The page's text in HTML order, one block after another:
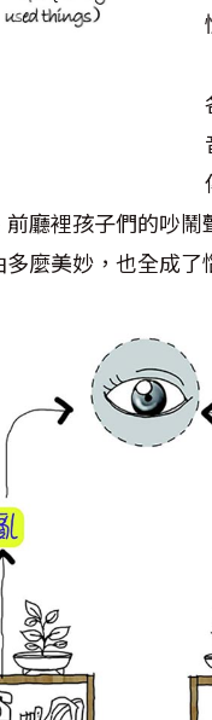
廳裡孩子們的吵
麼美妙，也全成了